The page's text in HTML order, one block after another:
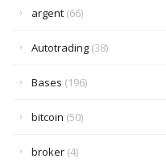
argent (66)
Autotrading (38)
Bases (196)
bitcoin (50)
broker (4)